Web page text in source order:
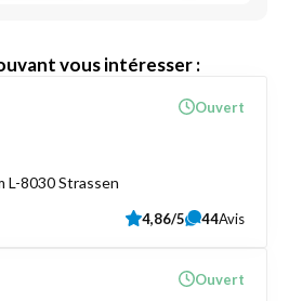
vous intéresser :
L-8030 Strassen
Ouvert
4,86/5 44Avis
Ouvert